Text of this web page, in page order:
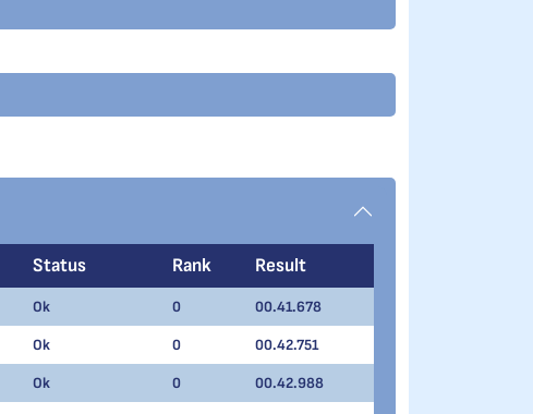
Status Rank Result
Ok 0 00.41.678
Ok 0 00.42.751
Ok 0 00.42.988